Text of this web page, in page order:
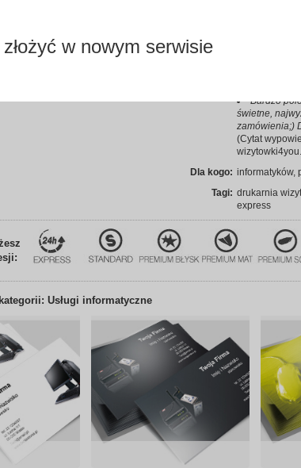
oszczędna
skutecznie
Zależy Ci
druk express
Bardzo
świetne,
zamówienia;)
(Cytat
Dla kogo: informatyków,
Tagi: drukarnia
express
Usługi informatyczne
w nowym serwisie